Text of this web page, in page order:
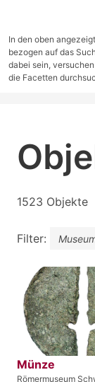
In den oben
bezogen auf das
dabei sein,
die Facetten
1523 Objekte
Filter:
Münze
Römermuseum